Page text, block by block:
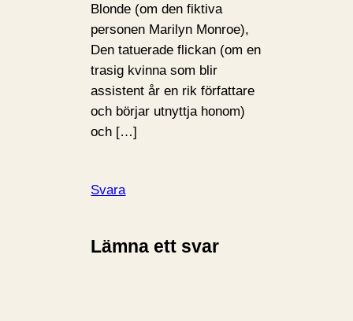
Blonde (om den fiktiva
personen Marilyn Monroe),
Den tatuerade flickan (om en
trasig kvinna som blir
assistent år en rik författare
och börjar utnyttja honom)
och […]
Svara
Lämna ett svar